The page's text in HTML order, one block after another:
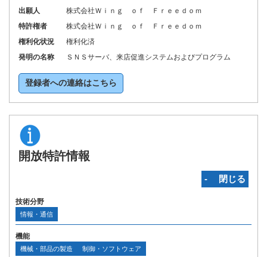
出願人
株式会社Ｗｉｎｇ ｏｆ Ｆｒｅｅｄｏｍ
特許権者
株式会社Ｗｉｎｇ ｏｆ Ｆｒｅｅｄｏｍ
権利化状況
権利化済
発明の名称
ＳＮＳサーバ、来店促進システムおよびプログラム
登録者への連絡はこちら
開放特許情報
‐ 閉じる
技術分野
情報・通信
機能
機械・部品の製造 制御・ソフトウェア